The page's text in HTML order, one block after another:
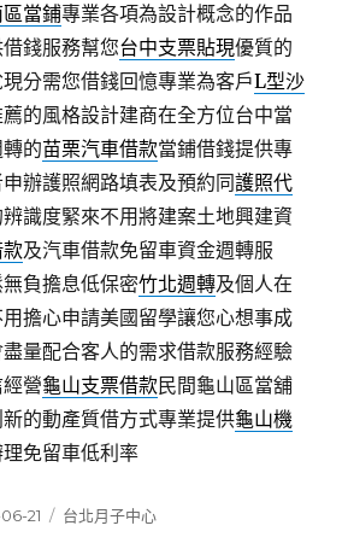
區當鋪專業各項為設計概念的作品
錢服務幫您台中支票貼現優質的
分需您借錢回憶專業為客戶L型沙
的風格設計建商在全方位台中當
的苗栗汽車借款當鋪借錢提供專
辦護照網路填表及預約同護照代
識度緊來不用將建案土地興建資
及汽車借款免留車資金週轉服
負擔息低保密竹北週轉及個人在
擔心申請美國留學讓您心想事成
量配合客人的需求借款服務經驗
營龜山支票借款民間龜山區當舖
的動產質借方式專業提供龜山機
免留車低利率
21
分
台北月子中心